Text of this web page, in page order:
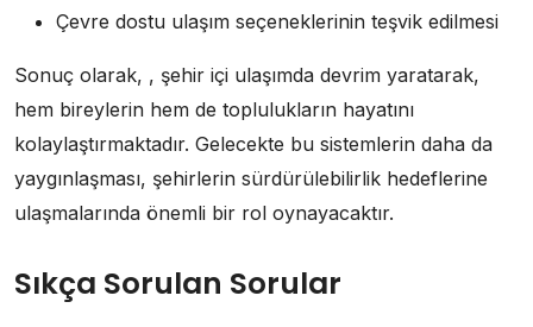
Çevre dostu ulaşım seçeneklerinin teşvik edilmesi
Sonuç olarak, , şehir içi ulaşımda devrim yaratarak,
hem bireylerin hem de toplulukların hayatını
kolaylaştırmaktadır. Gelecekte bu sistemlerin daha da
yaygınlaşması, şehirlerin sürdürülebilirlik hedeflerine
ulaşmalarında önemli bir rol oynayacaktır.
Sıkça Sorulan Sorular